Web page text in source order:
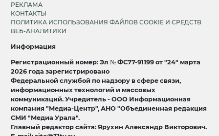
РЕКЛАМА
КОНТАКТЫ
ПОЛИТИКА ИСПОЛЬЗОВАНИЯ ФАЙЛОВ COOKIE И СРЕДСТВ
ВЕБ-АНАЛИТИКИ
Информация
Регистрационный номер: Эл № ФС77-91199 от "24" марта
2026 года зарегистрировано
Федеральной службой по надзору в сфере связи,
информационных технологий и массовых
коммуникаций. Учредитель - ООО Информационная
компания "Медиа-Центр", АНО "Объединенная редакция
СМИ "Медиа Урала".
Главный редактор сайта: Ярухин Александр Викторович.